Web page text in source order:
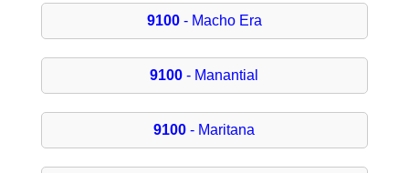
9100- Macho Era
9100 - Manantial
9100 - Maritana